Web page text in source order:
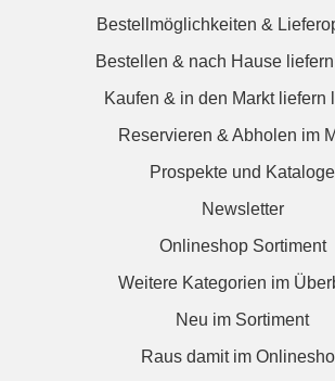
Bestellmöglichkeiten &
Bestellen & nach Hause
Kaufen & in den Markt liefern
Reservieren & Abholen im
Prospekte und Kataloge
Newsletter
Onlineshop Sortiment
Weitere Kategorien im
Neu im Sortiment
Raus damit im